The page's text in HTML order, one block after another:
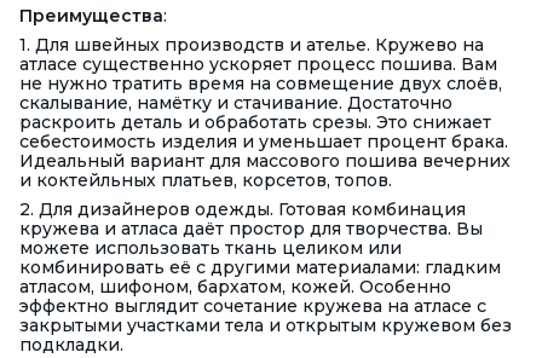
Преимущества:
1. Для швейных производств и ателье. Кружево на
атласе существенно ускоряет процесс пошива. Вам
не нужно тратить время на совмещение двух слоёв,
скалывание, намётку и стачивание. Достаточно
раскроить деталь и обработать срезы. Это снижает
себестоимость изделия и уменьшает процент брака.
Идеальный вариант для массового пошива вечерних
и коктейльных платьев, корсетов, топов.
2. Для дизайнеров одежды. Готовая комбинация
кружева и атласа даёт простор для творчества. Вы
можете использовать ткань целиком или
комбинировать её с другими материалами: гладким
атласом, шифоном, бархатом, кожей. Особенно
эффектно выглядит сочетание кружева на атласе с
закрытыми участками тела и открытым кружевом без
подкладки.